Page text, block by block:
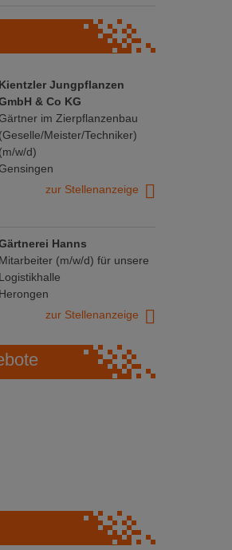
Kientzler Jungpflanzen
& Co KG
im Zierpflanzenbau
(Geselle/Meister/Techniker)
(m/w/d)
zur Stellenanzeige
Hanns
Mitarbeiter (m/w/d) für unsere
Logistikhalle
Herongen
zur Stellenanzeige